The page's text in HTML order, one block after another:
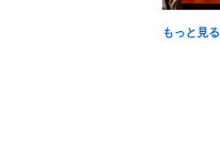
もっと見る